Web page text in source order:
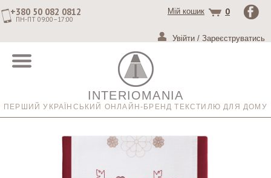
+380 50 082 0812
ПН-ПТ 09:00–17:00
Мій кошик 0
Увійти / Зареєструватись
INTERIOMANIA
ПЕРШИЙ УКРАЇНСЬКИЙ ОНЛАЙН-БРЕНД ТЕКСТИЛЮ ДЛЯ ДОМУ